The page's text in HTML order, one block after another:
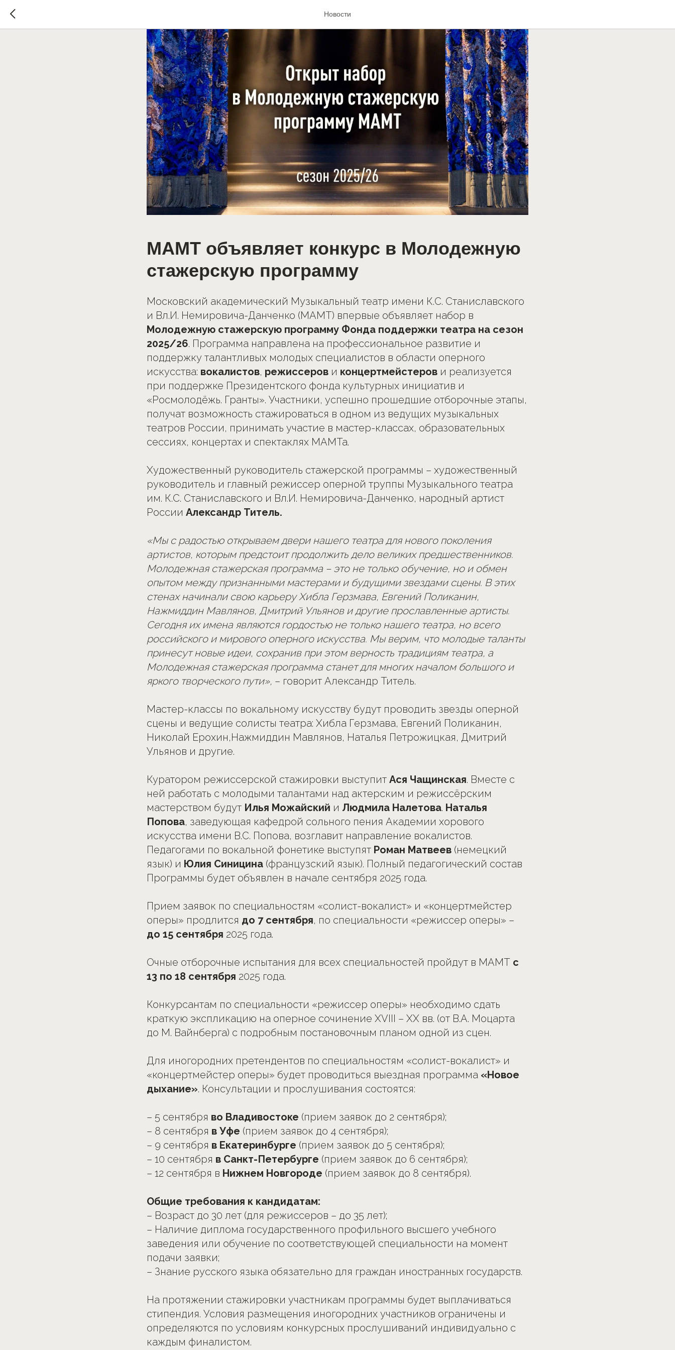
Новости
МАМТ объявляет конкурс в Молодежную
стажерскую программу
Московский академический Музыкальный театр имени К.С. Станиславского
и Вл.И. Немировича-Данченко (МАМТ) впервые объявляет набор в
Молодежную стажерскую программу Фонда поддержки театра на сезон
2025/26. Программа направлена на профессиональное развитие и
поддержку талантливых молодых специалистов в области оперного
искусства: вокалистов, режиссеров и концертмейстеров и реализуется
при поддержке Президентского фонда культурных инициатив и
«Росмолодёжь. Гранты». Участники, успешно прошедшие отборочные этапы,
получат возможность стажироваться в одном из ведущих музыкальных
театров России, принимать участие в мастер-классах, образовательных
сессиях, концертах и спектаклях МАМТа.
Художественный руководитель стажерской программы – художественный
руководитель и главный режиссер оперной труппы Музыкального театра
им. К.С. Станиславского и Вл.И. Немировича-Данченко, народный артист
России Александр Титель.
«Мы с радостью открываем двери нашего театра для нового поколения
артистов, которым предстоит продолжить дело великих предшественников.
Молодежная стажерская программа – это не только обучение, но и обмен
опытом между признанными мастерами и будущими звездами сцены. В этих
стенах начинали свою карьеру Хибла Герзмава, Евгений Поликанин,
Нажмиддин Мавлянов, Дмитрий Ульянов и другие прославленные артисты.
Сегодня их имена являются гордостью не только нашего театра, но всего
российского и мирового оперного искусства. Мы верим, что молодые таланты
принесут новые идеи, сохранив при этом верность традициям театра, а
Молодежная стажерская программа станет для многих началом большого и
яркого творческого пути», – говорит Александр Титель.
Мастер-классы по вокальному искусству будут проводить звезды оперной
сцены и ведущие солисты театра: Хибла Герзмава, Евгений Поликанин,
Николай Ерохин,Нажмиддин Мавлянов, Наталья Петрожицкая, Дмитрий
Ульянов и другие.
Куратором режиссерской стажировки выступит Ася Чащинская. Вместе с
ней работать с молодыми талантами над актерским и режиссёрским
мастерством будут Илья Можайский и Людмила Налетова. Наталья
Попова, заведующая кафедрой сольного пения Академии хорового
искусства имени В.С. Попова, возглавит направление вокалистов.
Педагогами по вокальной фонетике выступят Роман Матвеев (немецкий
язык) и Юлия Синицина (французский язык). Полный педагогический состав
Программы будет объявлен в начале сентября 2025 года.
Прием заявок по специальностям «солист-вокалист» и «концертмейстер
оперы» продлится до 7 сентября, по специальности «режиссер оперы» –
до 15 сентября 2025 года.
Очные отборочные испытания для всех специальностей пройдут в МАМТ с
13 по 18 сентября 2025 года.
Конкурсантам по специальности «режиссер оперы» необходимо сдать
краткую экспликацию на оперное сочинение XVIII – XX вв. (от В.А. Моцарта
до М. Вайнберга) с подробным постановочным планом одной из сцен.
Для иногородних претендентов по специальностям «солист-вокалист» и
«концертмейстер оперы» будет проводиться выездная программа «Новое
дыхание». Консультации и прослушивания состоятся:
– 5 сентября во Владивостоке (прием заявок до 2 сентября);
– 8 сентября в Уфе (прием заявок до 4 сентября);
– 9 сентября в Екатеринбурге (прием заявок до 5 сентября);
– 10 сентября в Санкт-Петербурге (прием заявок до 6 сентября);
– 12 сентября в Нижнем Новгороде (прием заявок до 8 сентября).
Общие требования к кандидатам:
– Возраст до 30 лет (для режиссеров – до 35 лет);
– Наличие диплома государственного профильного высшего учебного
заведения или обучение по соответствующей специальности на момент
подачи заявки;
– Знание русского языка обязательно для граждан иностранных государств.
На протяжении стажировки участникам программы будет выплачиваться
стипендия. Условия размещения иногородних участников ограничены и
определяются по условиям конкурсных прослушиваний индивидуально с
каждым финалистом.